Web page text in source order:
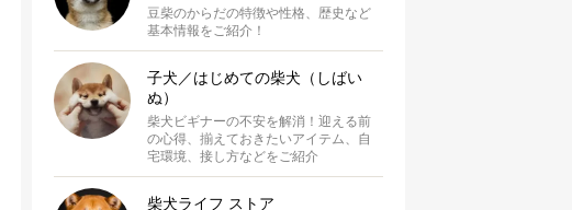
豆柴のからだの特徴や性格、歴史など
基本情報をご紹介！
子犬／はじめての柴犬（しばい
ぬ）
柴犬ビギナーの不安を解消！迎える前
の心得、揃えておきたいアイテム、自
宅環境、接し方などをご紹介
柴犬ライフ ストア